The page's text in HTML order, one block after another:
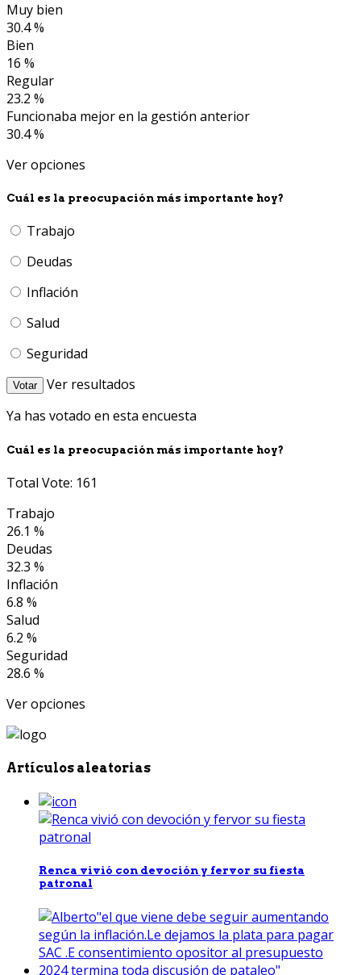
Muy bien
30.4 %
Bien
16 %
Regular
23.2 %
Funcionaba mejor en la gestión anterior
30.4 %
Ver opciones
Cuál es la preocupación más importante hoy?
Trabajo
Deudas
Inflación
Salud
Seguridad
Votar
Ver resultados
Ya has votado en esta encuesta
Cuál es la preocupación más importante hoy?
Total Vote: 161
Trabajo
26.1 %
Deudas
32.3 %
Inflación
6.8 %
Salud
6.2 %
Seguridad
28.6 %
Ver opciones
Artículos aleatorias
Renca vivió con devoción y fervor su fiesta
patronal